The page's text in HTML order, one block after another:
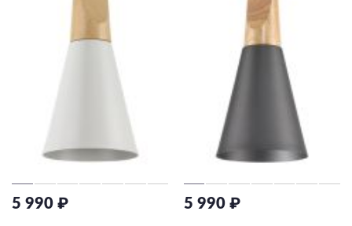
5 990 ₽ 5 990 ₽